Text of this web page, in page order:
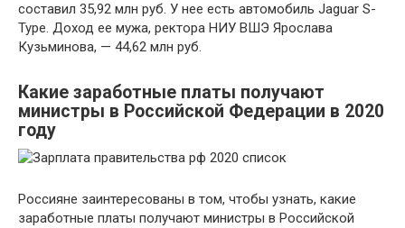
составил 35,92 млн руб. У нее есть автомобиль Jaguar S-
Type. Доход ее мужа, ректора НИУ ВШЭ Ярослава
Кузьминова, — 44,62 млн руб.
Какие заработные платы получают
министры в Российской Федерации в 2020
году
Россияне заинтересованы в том, чтобы узнать, какие
заработные платы получают министры в Российской